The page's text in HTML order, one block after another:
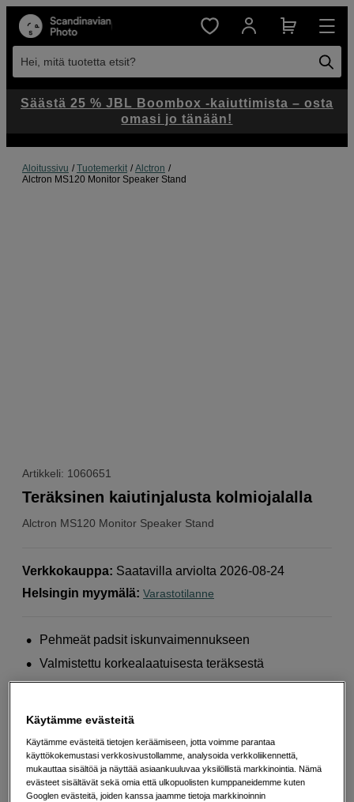
Hei, mitä tuotetta etsit?
Aloitussivu Tuotemerkit
Alctron
Alctron MS120 Monitor Speaker Stand
Artikkeli: 1060651
Alctron MS120 Monitor Speaker Stand
Teräksinen kaiutinjalusta kolmiojalalla
Verkkokauppa: Saatavilla arviolta 2026-08-24
Helsingin myymälä: Varastotilanne
Pehmeät padsit iskunvaimennukseen
Valmistettu korkealaatuisesta teräksestä
Kuusi korkeussäädettävää tasoa
Valitse Muita vaihtoehtoja
Säästä 25 % JBL Boombox -kaiuttimista – osta
omasi jo tänään!
Käytämme evästeitä
Käytämme evästeitä tietojen keräämiseen, jotta voimme parantaa
käyttökokemustasi verkkosivustollamme, analysoida verkkoliikennettä,
mukauttaa sisältöä ja näyttää asiaankuuluvaa yksilöllistä markkinointia. Nämä
evästeet sisältävät sekä omia että ulkopuolisten kumppaneidemme kuten
Googlen evästeitä, joiden kanssa jaamme tietoja markkinoinnin